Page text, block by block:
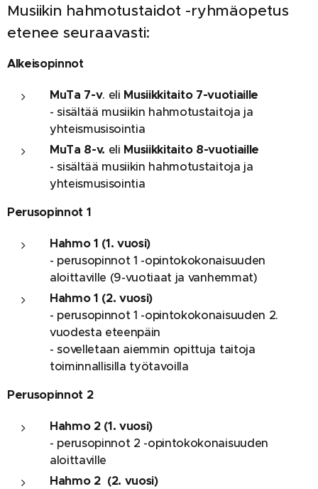
Musiikin hahmotustaidot -ryhmäopetus
etenee seuraavasti:
Alkeisopinnot
MuTa 7-v. eli Musiikkitaito 7-vuotiaille
- sisältää musiikin hahmotustaitoja ja
yhteismusisointia
MuTa 8-v. eli Musiikkitaito 8-vuotiaille
- sisältää musiikin hahmotustaitoja ja
yhteismusisointia
Perusopinnot 1
Hahmo 1 (1. vuosi)
- perusopinnot 1 -opintokokonaisuuden
aloittaville (9-vuotiaat ja vanhemmat)
Hahmo 1 (2. vuosi)
- perusopinnot 1 -opintokokonaisuuden 2.
vuodesta eteenpäin
- sovelletaan aiemmin opittuja taitoja
toiminnallisilla työtavoilla
Perusopinnot 2
Hahmo 2(1. vuosi)
- perusopinnot 2 -opintokokonaisuuden
aloittaville
Hahmo 2 (2. vuosi)